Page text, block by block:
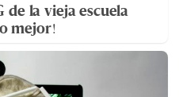
de la vieja escuela
mejor!